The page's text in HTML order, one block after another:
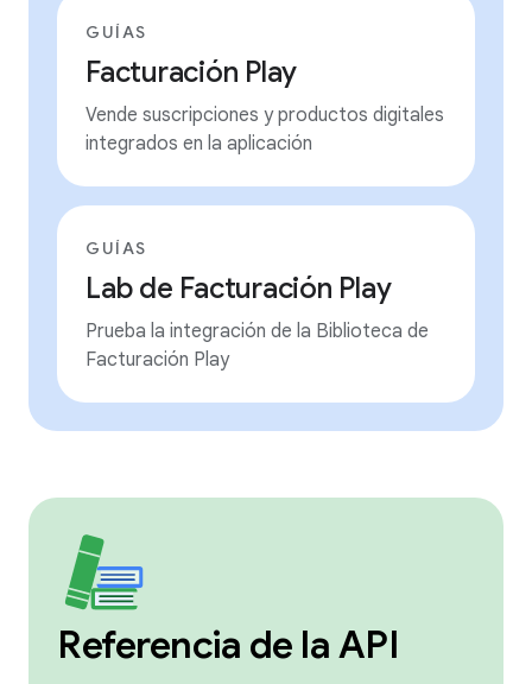
GUÍAS
Facturación Play
Vende suscripciones y productos digitales
integrados en la aplicación
GUÍAS
Lab de Facturación Play
Prueba la integración de la Biblioteca de
Facturación Play
Referencia de la API